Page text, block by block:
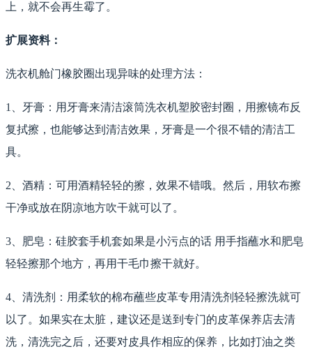
上，就不会再生霉了。
扩展资料：
洗衣机舱门橡胶圈出现异味的处理方法：
1、牙膏：用牙膏来清洁滚筒洗衣机塑胶密封圈，用擦镜布反
复拭擦，也能够达到清洁效果，牙膏是一个很不错的清洁工
具。
2、酒精：可用酒精轻轻的擦，效果不错哦。然后，用软布擦
干净或放在阴凉地方吹干就可以了。
3、肥皂：硅胶套手机套如果是小污点的话 用手指蘸水和肥皂
轻轻擦那个地方，再用干毛巾擦干就好。
4、清洗剂：用柔软的棉布蘸些皮革专用清洗剂轻轻擦洗就可
以了。如果实在太脏，建议还是送到专门的皮革保养店去清
洗，清洗完之后，还要对皮具作相应的保养，比如打油之类